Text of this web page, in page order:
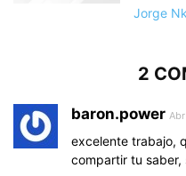
Jorge Nk
2
baron.power
excelente trabajo,
compartir tu saber,